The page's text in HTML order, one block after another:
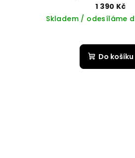
1 390 Kč
Skladem / odesíláme
Do košíku